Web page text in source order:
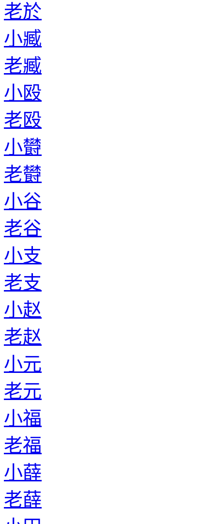
老於
小臧
老臧
小殴
老殴
小欎
老欎
小谷
老谷
小支
老支
小赵
老赵
小元
老元
小福
老福
小薛
老薛